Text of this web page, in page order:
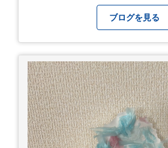
ブログを見る